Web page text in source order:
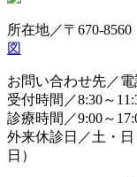
所在地／〒670-
図
お問い合わせ先／電
受付時間／8:30～
診療時間／9:00～
外来休診日／土・
日）